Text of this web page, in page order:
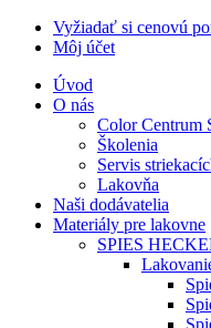
Vyžiadať si cenovú
Môj účet
Úvod
O nás
Color Centrum
Školenia
Servis
Lakovňa
Naši dodávatelia
Materiály pre lakovne
SPIES